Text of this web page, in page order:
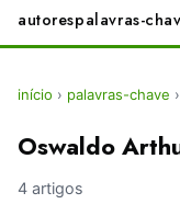
autorespalavras-
início › palavras-chave ›
Oswaldo
4 artigos